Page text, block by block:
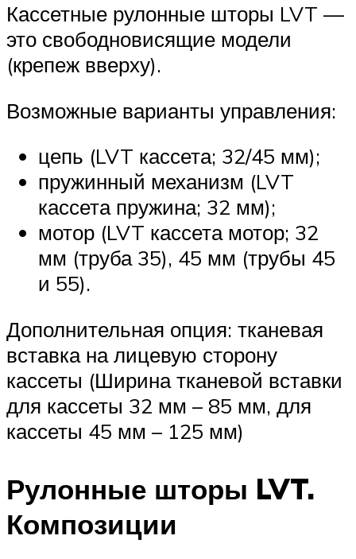
Кассетные рулонные шторы LVT —
это свободновисящие модели
(крепеж вверху).
Возможные варианты управления:
цепь (LVT кассета; 32/45 мм);
пружинный механизм (LVT
кассета пружина; 32 мм);
мотор (LVT кассета мотор; 32
мм (труба 35), 45 мм (трубы 45
и 55).
Дополнительная опция: тканевая
вставка на лицевую сторону
кассеты (Ширина тканевой вставки
для кассеты 32 мм – 85 мм, для
кассеты 45 мм – 125 мм)
Рулонные шторы LVT.
Композиции